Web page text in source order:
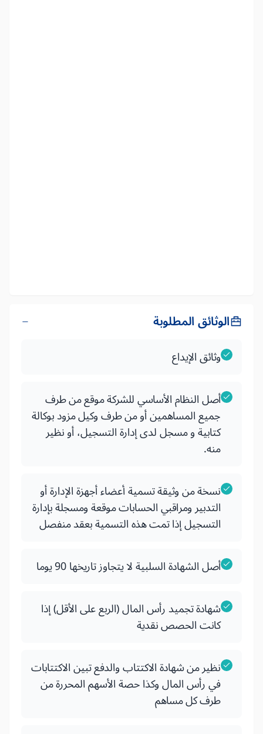
الوثائق المطلوبة
وثائق الإيداع
أصل النظام الأساسي للشركة موقع من طرف
جميع المساهمين أو من طرف وكيل مزود بوكالة
كتابية و مسجل لدى إدارة التسجيل، أو نظير
منه.
نسخة من وثيقة تسمية أعضاء أجهزة الإدارة أو
التدبير ومراقبي الحسابات موقعة ومسجلة بإدارة
التسجيل إذا تمت هذه التسمية بعقد منفصل
أصل الشهادة السلبية لا يتجاوز تاريخها 90 يوما
شهادة تجميد رأس المال (الربع على الأقل) إذا
كانت الحصص نقدية
نظير من شهادة الاكتتاب والدفع تبين الاكتتابات
في رأس المال وكذا حصة الأسهم المحررة من
طرف كل مساهم